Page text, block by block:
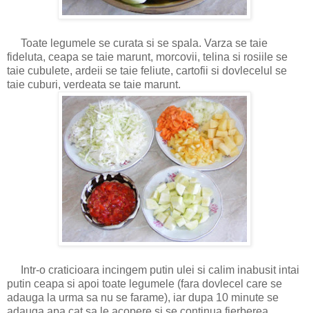
Toate legumele se curata si se spala. Varza se taie
fideluta, ceapa se taie marunt, morcovii, telina si rosiile se
taie cubulete, ardeii se taie feliute, cartofii si dovlecelul se
taie cuburi, verdeata se taie marunt.
Intr-o craticioara incingem putin ulei si calim inabusit intai
putin ceapa si apoi toate legumele (fara dovlecel care se
adauga la urma sa nu se farame), iar dupa 10 minute se